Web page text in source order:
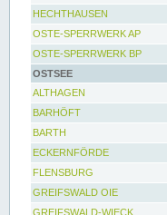
HECHTHAUSEN
OSTE-SPERRWERK AP
OSTE-SPERRWERK BP
OSTSEE
ALTHAGEN
BARHÖFT
BARTH
ECKERNFÖRDE
FLENSBURG
GREIFSWALD OIE
GREIFSWALD-WIECK